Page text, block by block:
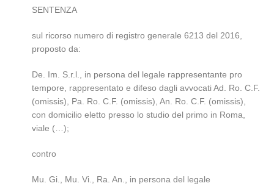
SENTENZA
sul ricorso numero di registro generale 6213 del 2016,
proposto da:
De. Im. S.r.l., in persona del legale rappresentante pro
tempore, rappresentato e difeso dagli avvocati Ad. Ro. C.F.
(omissis), Pa. Ro. C.F. (omissis), An. Ro. C.F. (omissis),
con domicilio eletto presso lo studio del primo in Roma,
viale (…);
contro
Mu. Gi., Mu. Vi., Ra. An., in persona del legale